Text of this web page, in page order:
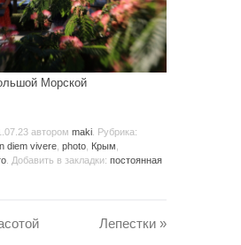
Морской
автором maki . Рубрика:
diem vivere photo Крым
. Добавить в закладки: постоянная
Лепестки »